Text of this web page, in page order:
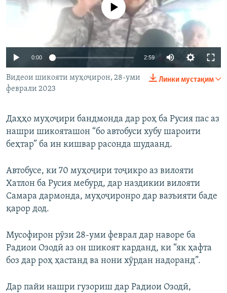
ГУЗОРИШҲОИ РАДИОӢ
ПАЙГИРӢ КУНЕД
Ҳамаи сомонаҳои RFE/RL 480p
1080p
Феълан кор намекунад
0:00 2:59
Линки мустақим
Видеои шикояти муҳоҷирон, 28-уми
феврали 2023
Даҳҳо муҳоҷири бандмонда дар роҳ ба Русия пас аз
нашри шикояташон “бо автобуси хубу шароити
беҳтар” ба ин кишвар расонда шудаанд.
Автобусе, ки 70 муҳоҷири тоҷикро аз вилояти
Хатлон ба Русия мебурд, дар наздикии вилояти
Самара дармонда, муҳоҷиронро дар вазъияти баде
қарор дод.
Мусофирон рӯзи 28-уми феврал дар наворе ба
Радиои Озодӣ аз он шикоят карданд, ки “як ҳафта
боз дар роҳ ҳастанд ва нони хӯрдан надоранд”.
Дар пайи нашри гузориш дар Радиои Озодӣ,